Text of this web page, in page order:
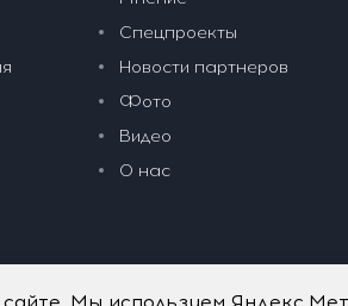
Спецпроекты
Новости партнеров
Фото
Видео
О нас